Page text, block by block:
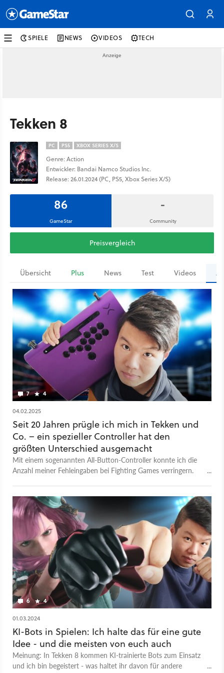
SPIELE NEWS VIDEOS TECH
Tekken 8
PC PS5 XBOX SERIES X/S
Genre: Action
Entwickler: Bandai Namco Studios Inc.
Release: 26.01.2024 (PC, PS5, Xbox Series X/S)
86
GameStar
-
Community
Preisvergleich
Übersicht Plus News Test Videos
7 4
04.02.2025
Seit 20 Jahren prügle ich mich in Tekken und
Co. – ein spezieller Controller hat den
größten Unterschied ausgemacht
Mit einem sogenannten All-Button-Controller konnte ich die
Anzahl meiner Fehleingaben bei Fighting Games verringern.
6 4
01.03.2024
KI-Bots in Spielen: Ich halte das für eine gute
Idee - und die meisten von euch auch
Meinung: In Tekken 8 kommen KI-trainierte Bots zum Einsatz
und ich bin begeistert - was haltet ihr davon für andere